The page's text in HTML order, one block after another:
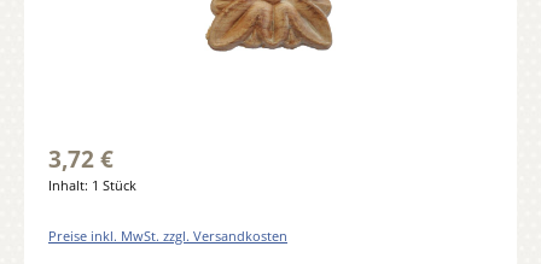
3,72 €
Inhalt: 1 Stück
Preise inkl. MwSt. zzgl. Versandkosten